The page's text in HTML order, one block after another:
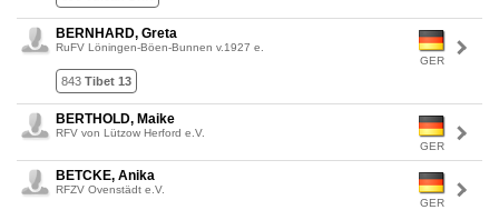
GER
BERNHARD, Greta
RuFV Löningen-Böen-Bunnen v.1927 e.
843 Tibet 13
GER
BERTHOLD, Maike
RFV von Lützow Herford e.V.
GER
BETCKE, Anika
RFZV Ovenstädt e.V.